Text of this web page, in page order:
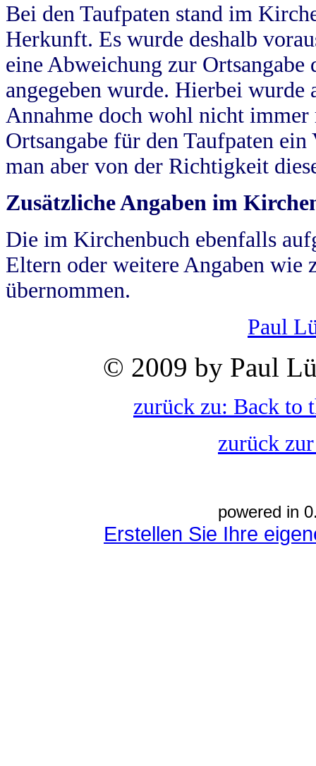
Bei den Taufpaten stand im
Herkunft. Es wurde deshalb
eine Abweichung zur
angegeben wurde. Hierbei wurde
Annahme doch wohl nicht
Ortsangabe für den Taufpaten
man aber von der Richtigkeit
Zusätzliche Angaben im
Die im Kirchenbuch ebenfalls
Eltern oder weitere Angaben wie
übernommen.
Paul
© 2009 by Paul
zurück zu: Back to
zurück
powered in
Erstellen Sie Ihre